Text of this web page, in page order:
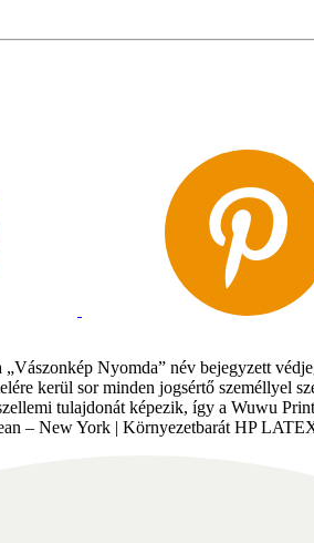
Nyomda” név bejegyzett
kerül sor minden jogsértő személlyel
tulajdonát képezik, így a Wuwu
– New York | Környezetbarát HP